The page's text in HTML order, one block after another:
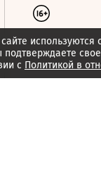
используются
подтверждаете свое
с Политикой в